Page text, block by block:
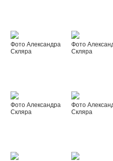
Фото Александра
Скляра
Фото
Скляра
Фото Александра
Скляра
Фото
Скляра